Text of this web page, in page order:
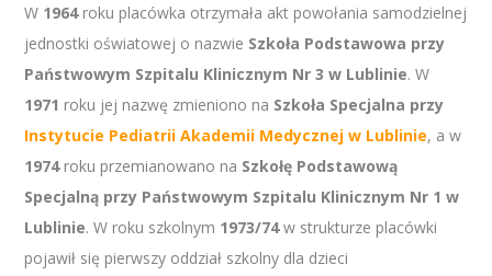
W 1964roku placówka otrzymała akt powołania samodzielnej
jednostki oświatowej o nazwie Szkoła Podstawowa przy
Państwowym Szpitalu Klinicznym Nr 3 w Lublinie. W
1971 roku jej nazwę zmieniono na Szkoła Specjalna przy
Instytucie Pediatrii Akademii Medycznej w Lublinie, a w
1974 roku przemianowano na Szkołę Podstawową
Specjalną przy Państwowym Szpitalu Klinicznym Nr 1 w
Lublinie. W roku szkolnym 1973/74w strukturze placówki
pojawił się pierwszy oddział szkolny dla dzieci